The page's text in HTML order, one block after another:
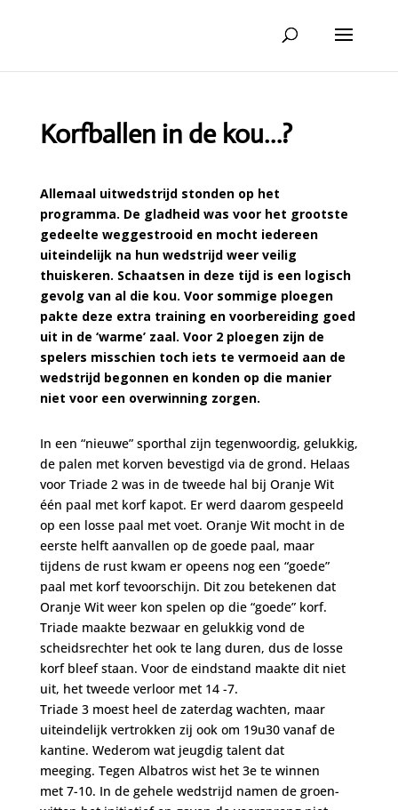
Korfballen in de kou…?
Allemaal uitwedstrijd stonden op het
programma. De gladheid was voor het grootste
gedeelte weggestrooid en mocht iedereen
uiteindelijk na hun wedstrijd weer veilig
thuiskeren. Schaatsen in deze tijd is een logisch
gevolg van al die kou. Voor sommige ploegen
pakte deze extra training en voorbereiding goed
uit in de ‘warme’ zaal. Voor 2 ploegen zijn de
spelers misschien toch iets te vermoeid aan de
wedstrijd begonnen en konden op die manier
niet voor een overwinning zorgen.
In een “nieuwe” sporthal zijn tegenwoordig, gelukkig,
de palen met korven bevestigd via de grond. Helaas
voor Triade 2 was in de tweede hal bij Oranje Wit
één paal met korf kapot. Er werd daarom gespeeld
op een losse paal met voet. Oranje Wit mocht in de
eerste helft aanvallen op de goede paal, maar
tijdens de rust kwam er opeens nog een “goede”
paal met korf tevoorschijn. Dit zou betekenen dat
Oranje Wit weer kon spelen op die “goede” korf.
Triade maakte bezwaar en gelukkig vond de
scheidsrechter het ook te lang duren, dus de losse
korf bleef staan. Voor de eindstand maakte dit niet
uit, het tweede verloor met 14 -7.
Triade 3 moest heel de zaterdag wachten, maar
uiteindelijk vertrokken zij ook om 19u30 vanaf de
kantine. Wederom wat jeugdig talent dat
meeging. Tegen Albatros wist het 3e te winnen
met 7-10. In de gehele wedstrijd namen de groen-